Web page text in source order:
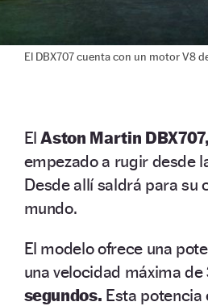
El DBX707 cuenta con un motor V8
ElAston Martin DBX707,
empezado a rugir desde
Desde allí saldrá para su
mundo.
El modelo ofrece una
una velocidad máxima de
segundos. Esta potencia